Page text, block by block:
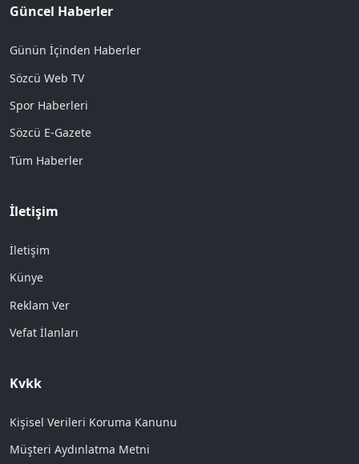
Güncel Haberler
Günün İçinden Haberler
Sözcü Web TV
Spor Haberleri
Sözcü E-Gazete
Tüm Haberler
İletişim
İletişim
Künye
Reklam Ver
Vefat İlanları
Kvkk
Kişisel Verileri Koruma Kanunu
Müşteri Aydınlatma Metni